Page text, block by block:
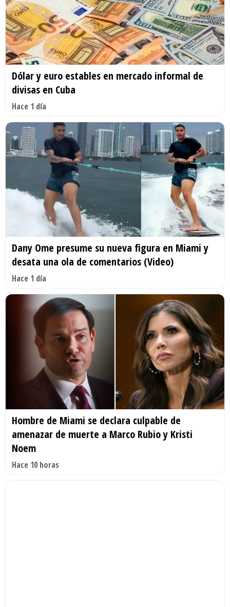
Dólar y euro estables en mercado informal de
divisas en Cuba
Hace 1 día
Dany Ome presume su nueva figura en Miami y
desata una ola de comentarios (Video)
Hace 1 día
Hombre de Miami se declara culpable de
amenazar de muerte a Marco Rubio y Kristi
Noem
Hace 10 horas